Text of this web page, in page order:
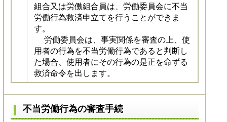
組合又は労働組合員は、労働委員会に不当
労働行為救済申立てを行うことができま
す。
労働委員会は、事実関係を審査の上、使
用者の行為を不当労働行為であると判断し
た場合、使用者にその行為の是正を命ずる
救済命令を出します。
不当労働行為の審査手続